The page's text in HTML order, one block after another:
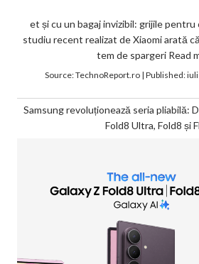
et și cu un bagaj invizibil: grijile pentru
studiu recent realizat de Xiaomi arată
tem de spargeri Read
Source:TechnoReport.ro| Published:
Samsung revoluționează seria pliabilă:
Fold8 Ultra, Fold8 și